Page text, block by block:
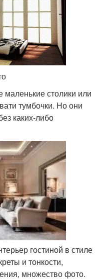
маленькие столики или
тумбочки. Но они
каких-либо
гостиной в стиле
и тонкости,
множество фото.